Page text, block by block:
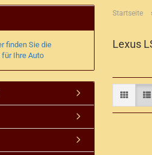
Startseite
Lexus